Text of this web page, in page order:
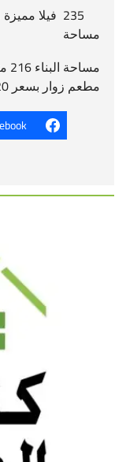
235 فيلا
مساحة
مطعم زوار بسعر 220 الف دينار